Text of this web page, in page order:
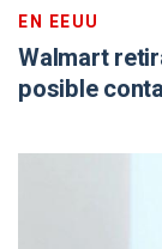
EN EEUU
Walmart
posible